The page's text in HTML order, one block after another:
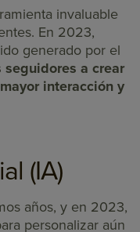
invaluable
En 2023,
generado por el
seguidores a crear
interacción y
(IA)
años, y en 2023,
personalizar aún